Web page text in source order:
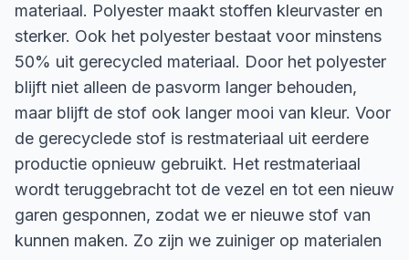
materiaal. Polyester maakt stoffen kleurvaster en
sterker. Ook het polyester bestaat voor minstens
50% uit gerecycled materiaal. Door het polyester
blijft niet alleen de pasvorm langer behouden,
maar blijft de stof ook langer mooi van kleur. Voor
de gerecyclede stof is restmateriaal uit eerdere
productie opnieuw gebruikt. Het restmateriaal
wordt teruggebracht tot de vezel en tot een nieuw
garen gesponnen, zodat we er nieuwe stof van
kunnen maken. Zo zijn we zuiniger op materialen